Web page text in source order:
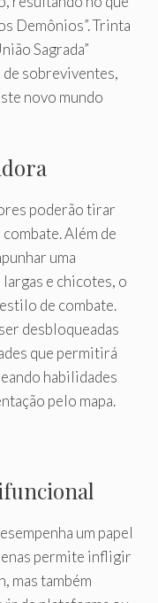
Demônios”. Trinta
Sagrada”
sobreviventes,
novo mundo
poderão tirar
Além de
uma
largas e chicotes, o
de combate.
desbloqueadas
que permitirá
habilidades
pelo mapa.
um papel
permite infligir
mas também